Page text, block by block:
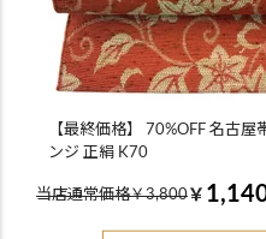
【最終価格】 70%OFF 名古
ンジ 正絹 K70
当店通常価格￥3,800￥